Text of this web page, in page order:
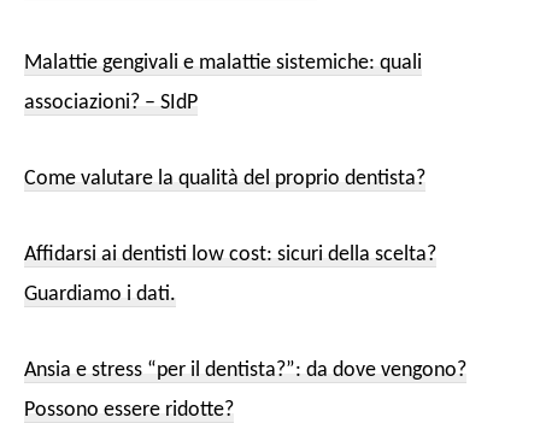
Malattie gengivali e malattie sistemiche: quali
associazioni? – SIdP
Come valutare la qualità del proprio dentista?
Affidarsi ai dentisti low cost: sicuri della scelta?
Guardiamo i dati.
Ansia e stress “per il dentista?”: da dove vengono?
Possono essere ridotte?